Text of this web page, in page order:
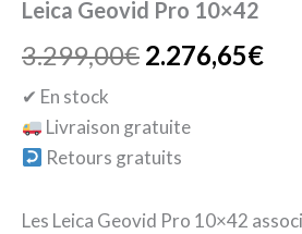
Leica Geovid Pro 10×42
3.299,00€ 2.276,65€
✔ En stock
Livraison gratuite
Retours gratuits
Les Leica Geovid Pro 10×42